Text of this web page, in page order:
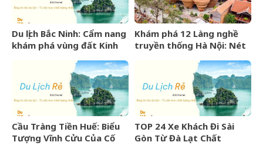
Du lịch Bắc Ninh: Cẩm nang
khám phá vùng đất Kinh
Khám phá 12 Làng nghề
truyền thống Hà Nội: Nét
Cầu Tràng Tiền Huế: Biểu
Tượng Vĩnh Cửu Của Cố
TOP 24 Xe Khách Đi Sài
Gòn Từ Đà Lạt Chất